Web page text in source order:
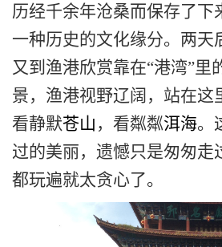
历经千余年沧桑而保存了下
一种历史的文化缘分。 两天
又到渔港欣赏靠在“港湾”里
景，渔港视野辽阔，站在这
看静默苍山 ，看粼粼洱海。
过的美丽，遗憾只是匆匆走
都玩遍就太贪心了。